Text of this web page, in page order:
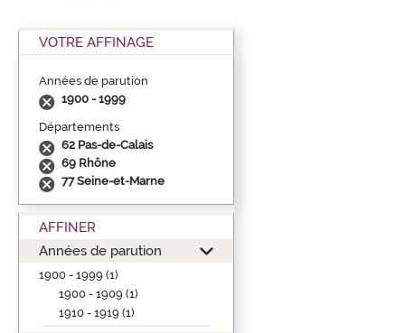
VOTRE AFFINAGE
Années de parution
1900 - 1999
Départements
62 Pas-de-Calais
69 Rhône
77 Seine-et-Marne
AFFINER
Années de parution
1900 - 1999 (1)
1900 - 1909 (1)
1910 - 1919 (1)